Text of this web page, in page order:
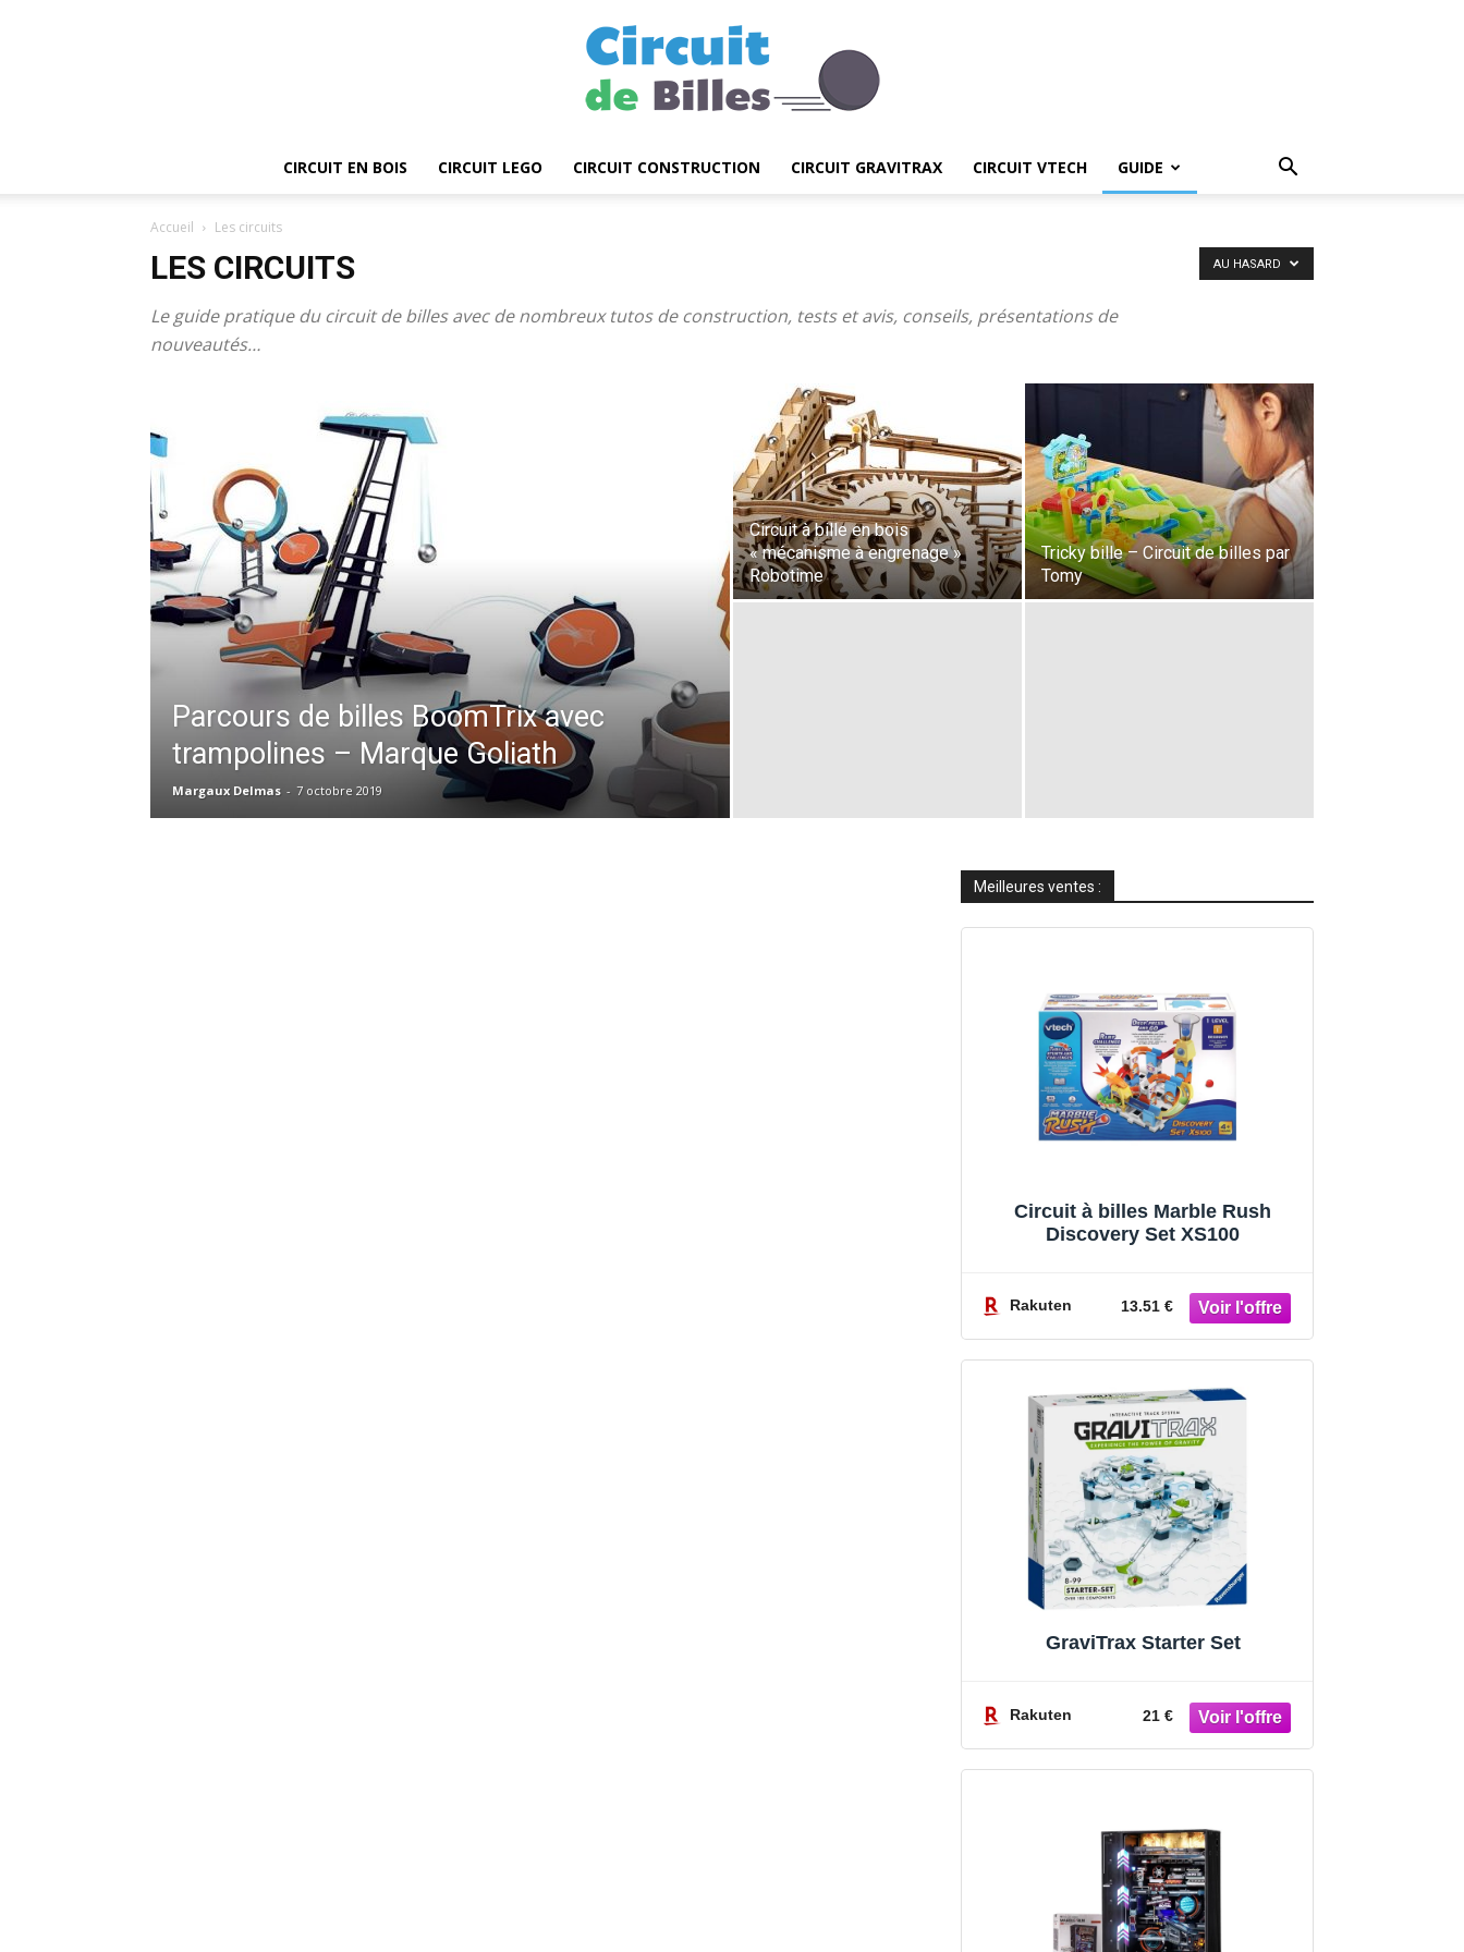
Billes
CIRCUIT EN BOIS CIRCUIT LEGO CIRCUIT CONSTRUCTION CIRCUIT GRAVITRAX CIRCUIT VTECH GUIDE
Accueil Les circuits
LES CIRCUITS
Le guide pratique du circuit de billes avec de nombreux tutos de construction, tests et avis, conseils, présentations de
nouveautés…
AU HASARD
Parcours de billes BoomTrix avec
trampolines – Marque Goliath
Margaux Delmas - 7 octobre 2019
Circuit à bille en bois
« mécanisme à engrenage »
Robotime
Tricky bille – Circuit de billes par
Tomy
Meilleures ventes :
Circuit à billes Marble Rush
Discovery Set XS100
Rakuten 13.51 €
GraviTrax Starter Set
Rakuten 21 €